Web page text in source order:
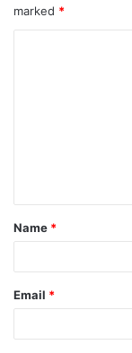
marked *
Name *
Email *